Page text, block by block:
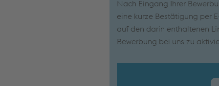
Nach Eingang Ihrer
eine kurze Bestätigung per
auf den darin enthaltenen
Bewerbung bei uns zu